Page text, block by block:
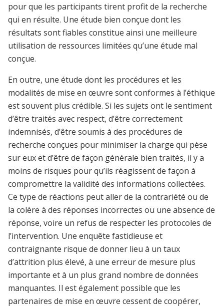
pour que les participants tirent profit de la recherche
qui en résulte. Une étude bien conçue dont les
résultats sont fiables constitue ainsi une meilleure
utilisation de ressources limitées qu’une étude mal
conçue.
En outre, une étude dont les procédures et les
modalités de mise en œuvre sont conformes à l’éthique
est souvent plus crédible. Si les sujets ont le sentiment
d’être traités avec respect, d’être correctement
indemnisés, d’être soumis à des procédures de
recherche conçues pour minimiser la charge qui pèse
sur eux et d’être de façon générale bien traités, il y a
moins de risques pour qu’ils réagissent de façon à
compromettre la validité des informations collectées.
Ce type de réactions peut aller de la contrariété ou de
la colère à des réponses incorrectes ou une absence de
réponse, voire un refus de respecter les protocoles de
l’intervention. Une enquête fastidieuse et
contraignante risque de donner lieu à un taux
d’attrition plus élevé, à une erreur de mesure plus
importante et à un plus grand nombre de données
manquantes. Il est également possible que les
partenaires de mise en œuvre cessent de coopérer,